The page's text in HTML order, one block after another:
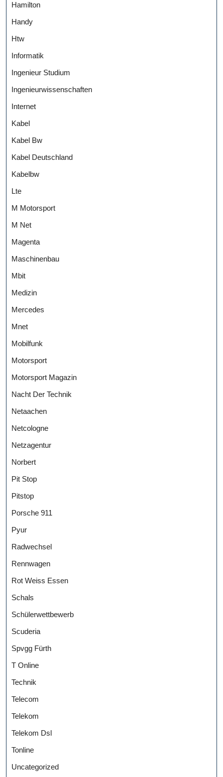
Hamilton
Handy
Htw
Informatik
Ingenieur Studium
Ingenieurwissenschaften
Internet
Kabel
Kabel Bw
Kabel Deutschland
Kabelbw
Lte
M Motorsport
M Net
Magenta
Maschinenbau
Mbit
Medizin
Mercedes
Mnet
Mobilfunk
Motorsport
Motorsport Magazin
Nacht Der Technik
Netaachen
Netcologne
Netzagentur
Norbert
Pit Stop
Pitstop
Porsche 911
Pyur
Radwechsel
Rennwagen
Rot Weiss Essen
Schals
Schülerwettbewerb
Scuderia
Spvgg Fürth
T Online
Technik
Telecom
Telekom
Telekom Dsl
Tonline
Uncategorized